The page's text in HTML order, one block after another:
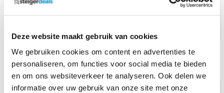
Deze website maakt gebruik van cookies
We gebruiken cookies om content en advertenties te
personaliseren, om functies voor social media te bieden
en om ons websiteverkeer te analyseren. Ook delen we
informatie over uw gebruik van onze site met onze
Op voorraad
Op voorraad
Grootste assortiment van Nederland